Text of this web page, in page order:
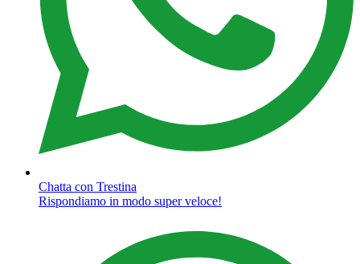
Chatta con Trestina
Rispondiamo in modo super veloce!